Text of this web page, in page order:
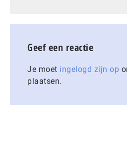
Geef een reactie
Je moet ingelogd zijn op
plaatsen.